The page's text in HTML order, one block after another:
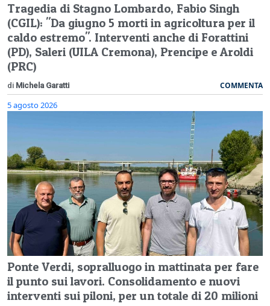
Tragedia di Stagno Lombardo, Fabio Singh
(CGIL): "Da giugno 5 morti in agricoltura per il
caldo estremo". Interventi anche di Forattini
(PD), Saleri (UILA Cremona), Prencipe e Aroldi
(PRC)
di Michela Garatti COMMENTA
5 agosto 2026
Ponte Verdi, sopralluogo in mattinata per fare
il punto sui lavori. Consolidamento e nuovi
interventi sui piloni, per un totale di 20 milioni